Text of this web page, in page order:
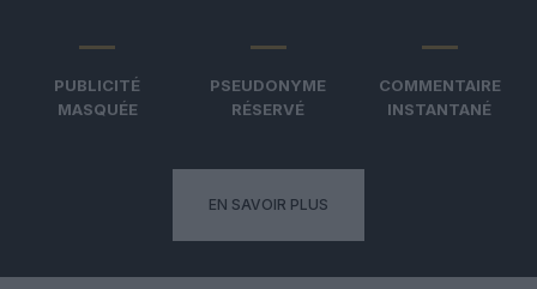
PUBLICITÉ
MASQUÉE
PSEUDONYME
RÉSERVÉ
COMMENTAIRE
INSTANTANÉ
EN SAVOIR PLUS